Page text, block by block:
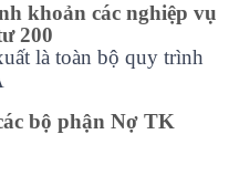
khoản các nghiệp vụ
200
là toàn bộ quy trình
bộ phận Nợ TK